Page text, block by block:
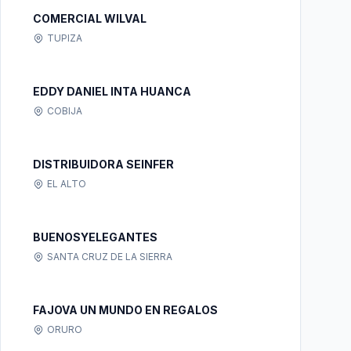
COMERCIAL WILVAL
TUPIZA
EDDY DANIEL INTA HUANCA
COBIJA
DISTRIBUIDORA SEINFER
EL ALTO
BUENOSYELEGANTES
SANTA CRUZ DE LA SIERRA
FAJOVA UN MUNDO EN REGALOS
ORURO